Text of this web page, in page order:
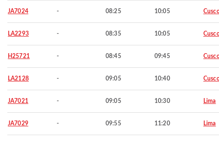
JA7024 - 08:25 10:05
LA2293 - 08:35 10:05
H25721 - 08:45 09:45
LA2128 - 09:05 10:40
JA7021 - 09:05 10:30 Lima
JA7029 - 09:55 11:20 Lima